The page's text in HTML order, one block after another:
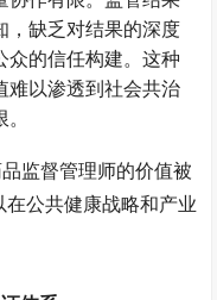
，缺乏对结果的深度
众的信任构建。这种
难以渗透到社会共治
监督管理师的价值被
公共健康战略和产业